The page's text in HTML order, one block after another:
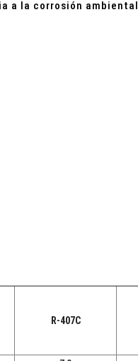
a la corrosión
R-407C